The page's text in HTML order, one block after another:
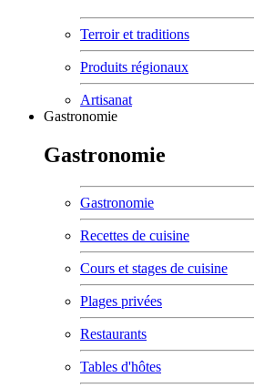
Terroir et traditions
Produits régionaux
Artisanat
Gastronomie
Gastronomie
Gastronomie
Recettes de cuisine
Cours et stages de cuisine
Plages privées
Restaurants
Tables d'hôtes